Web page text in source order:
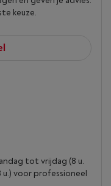
keuze.
tot vrijdag (8 u.
voor professioneel